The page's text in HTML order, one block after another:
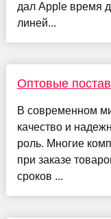
дал Apple время
линей...
Оптовые
В современном
качество и
роль. Многие
при заказе
сроков ...